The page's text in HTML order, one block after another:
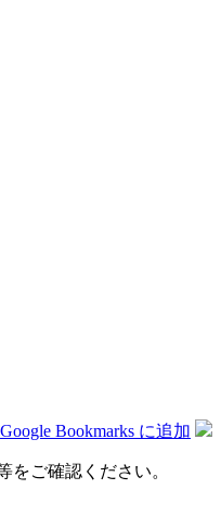
ご確認ください。